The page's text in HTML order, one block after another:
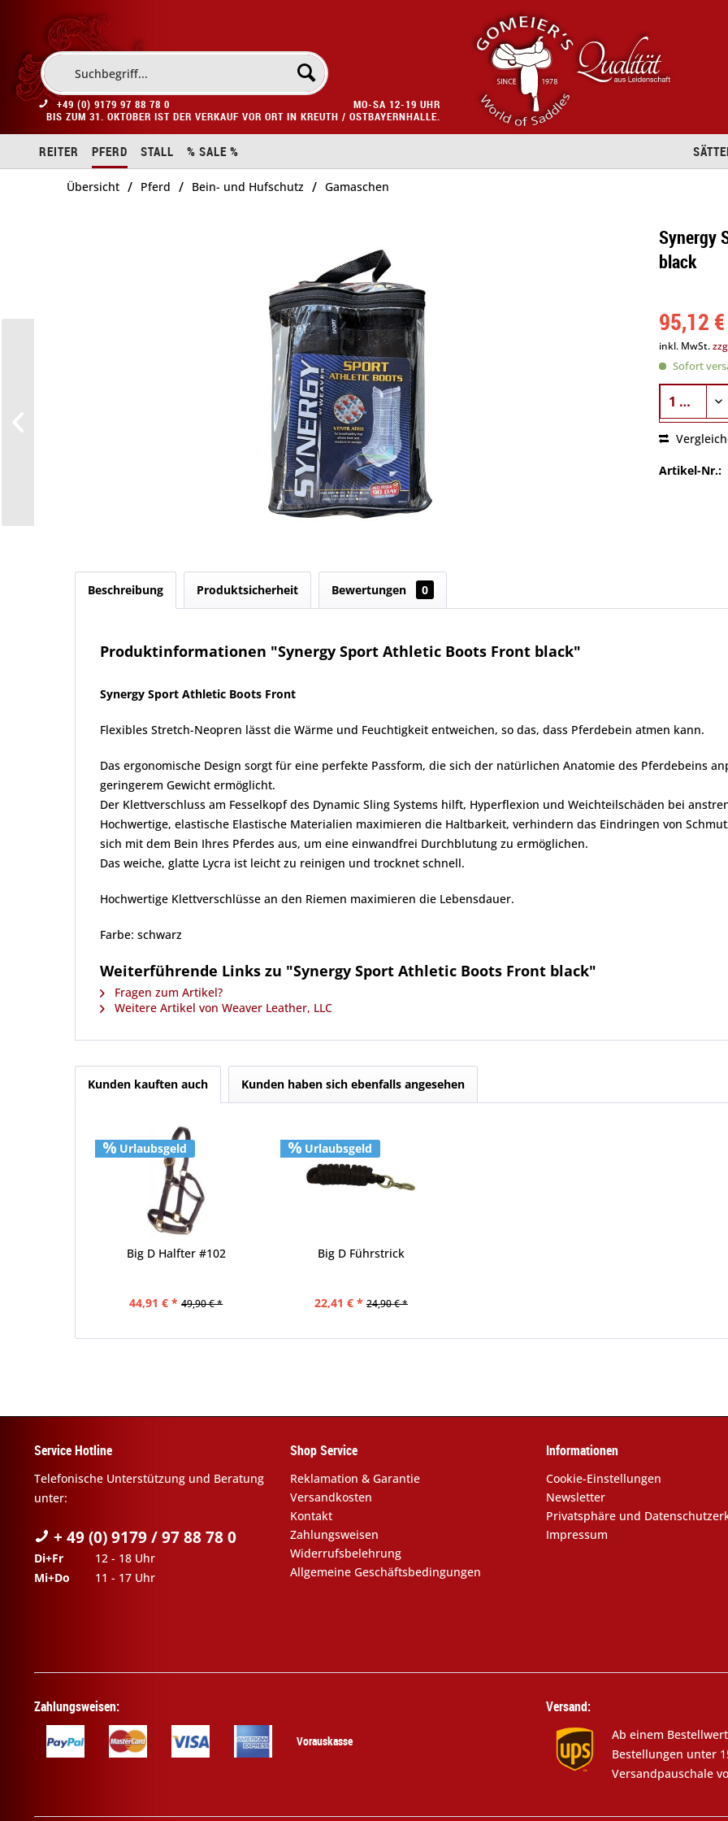
+49 (0) 9179 97 88 78 0
MO-SA 12-19 UHR
BIS ZUM 31. OKTOBER IST DER VERKAUF VOR ORT IN KREUTH / OSTBAYERNHALLE.
REITER PFERD STALL % SALE %
Übersicht / Pferd / Bein- und Hufschutz / Gamaschen
Synergy
black
95,12
inkl. MwSt.
Sofort
Artikel-Nr.:
Beschreibung Produktsicherheit Bewertungen 0
Produktinformationen "Synergy Sport Athletic Boots Front black"
Synergy Sport Athletic Boots Front
Flexibles Stretch-Neopren lässt die Wärme und Feuchtigkeit entweichen, so das, dass Pferdebein atmen kann.
Das ergonomische Design sorgt für eine perfekte Passform, die sich der natürlichen Anatomie des Pferdebeins
geringerem Gewicht ermöglicht.
Der Klettverschluss am Fesselkopf des Dynamic Sling Systems hilft, Hyperflexion und Weichteilschäden bei
Hochwertige, elastische Elastische Materialien maximieren die Haltbarkeit, verhindern das Eindringen von
sich mit dem Bein Ihres Pferdes aus, um eine einwandfrei Durchblutung zu ermöglichen.
Das weiche, glatte Lycra ist leicht zu reinigen und trocknet schnell.
Hochwertige Klettverschlüsse an den Riemen maximieren die Lebensdauer.
Farbe: schwarz
Weiterführende Links zu "Synergy Sport Athletic Boots Front black"
Fragen zum Artikel?
Weitere Artikel von Weaver Leather, LLC
Kunden kauften auch Kunden haben sich ebenfalls angesehen
Urlaubsgeld
Big D Halfter #102
44,91 € * 49,90 € *
Urlaubsgeld
Big D Führstrick
22,41 € * 24,90 € *
Service Hotline
Telefonische Unterstützung und Beratung
unter:
+ 49 (0) 9179 / 97 88 78 0
Di+Fr
12 - 18 Uhr
Mi+Do
11 - 17 Uhr
Shop Service
Reklamation & Garantie
Versandkosten
Kontakt
Zahlungsweisen
Widerrufsbelehrung
Allgemeine Geschäftsbedingungen
Informationen
Cookie-Einstellungen
Newsletter
Privatsphäre und
Impressum
Zahlungsweisen:
Vorauskasse
Versand:
Ab einem
Bestellungen unter
Versandpauschale